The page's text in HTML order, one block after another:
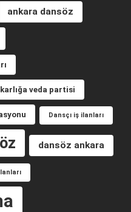
ankara dansöz
veda partisi
Dansçı iş ilanları
dansöz ankara